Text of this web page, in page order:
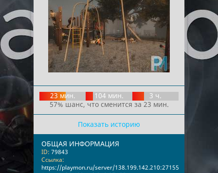
23 мин. 104 мин.
3 ч.
57% шанс, что сменится за 23 мин.
Показать историю
ОБЩАЯ ИНФОРМАЦИЯ
ID: 79843
Ссылка:
https://playmon.ru/server/138.199.142.210:27155